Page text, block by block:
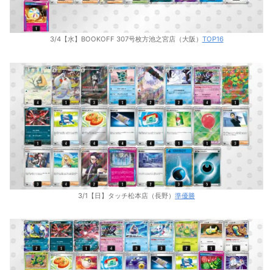
3/4【水】BOOKOFF 307号枚方池之宮店（大阪） TOP16
3/1【日】タッチ松本店（長野） 準優勝